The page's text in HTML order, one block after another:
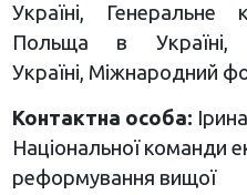
Україні, Генеральне
Польща в
Україні, Міжнародний
Контактна особа:
Національної команди
реформування вищої